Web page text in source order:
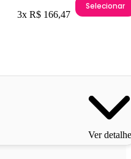
3x R$ 166,47
Selecionar
Ver